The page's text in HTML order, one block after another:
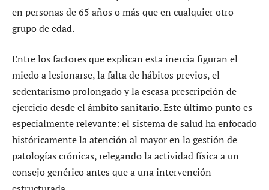
en personas de 65 años o más que en cualquier otro
grupo de edad.
Entre los factores que explican esta inercia figuran el
miedo a lesionarse, la falta de hábitos previos, el
sedentarismo prolongado y la escasa prescripción de
ejercicio desde el ámbito sanitario. Este último punto es
especialmente relevante: el sistema de salud ha enfocado
históricamente la atención al mayor en la gestión de
patologías crónicas, relegando la actividad física a un
consejo genérico antes que a una intervención